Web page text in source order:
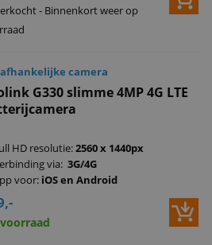
- Binnenkort weer op
camera
G330 slimme 4MP 4G LTE
HD resolutie:2560 x 1440px
via: 3G/4G
voor: iOS en Android